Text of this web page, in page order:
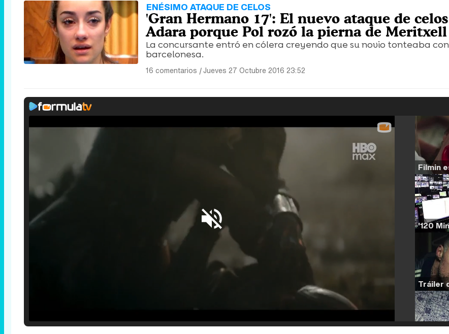
ENÉSIMO ATAQUE DE CELOS
'Gran Hermano 17': El nuevo ataque de
Adara porque Pol rozó la pierna de Meritxell
La concursante entró en cólera creyendo que su novio tonteaba
barcelonesa.
16 comentarios |Jueves 27 Octubre 2016 23:52